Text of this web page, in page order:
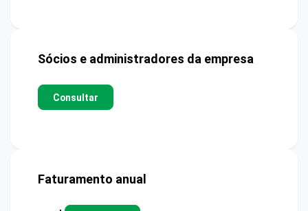
Sócios e administradores da empresa
Consultar
Faturamento anual